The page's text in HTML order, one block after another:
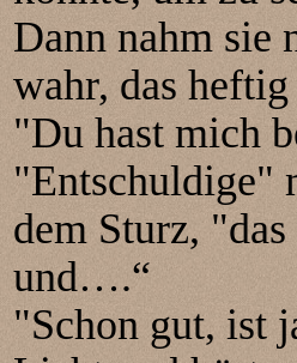
Dann nahm sie
wahr, das
"Du hast mich
"Entschuldige"
dem Sturz,
und….“
"Schon gut, ist